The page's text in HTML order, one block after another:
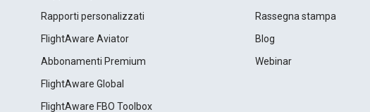
Rapporti personalizzati
FlightAware Aviator
Abbonamenti Premium
FlightAware Global
FlightAware FBO Toolbox
Rassegna stampa
Blog
Webinar